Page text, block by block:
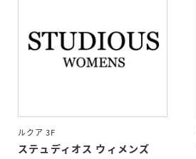
ルクア 3F
ステュディオス ウィメンズ